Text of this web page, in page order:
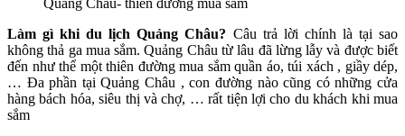
Làm gì khi du lịch Quảng Châu? Câu trả lời chính là tại sao
không thả ga mua sắm. Quảng Châu từ lâu đã lừng lẫy và được biết
đến như thể một thiên đường mua sắm quần áo, túi xách , giầy dép,
… Đa phần tại Quảng Châu , con đường nào cũng có những cửa
hàng bách hóa, siêu thị và chợ, … rất tiện lợi cho du khách khi mua
sắm